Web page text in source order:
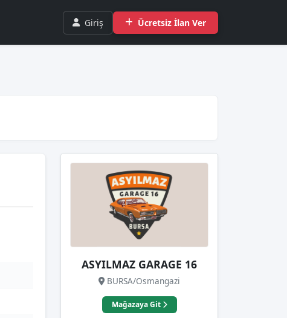
Giriş Ücretsiz İlan Ver
ASYILMAZ GARAGE 16
BURSA/Osmangazi
Mağazaya Git